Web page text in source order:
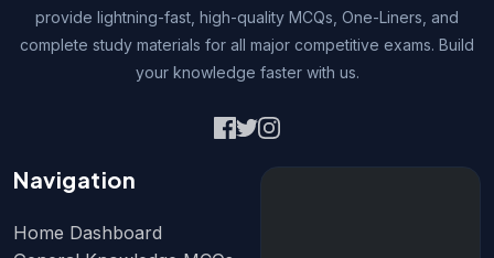
provide lightning-fast, high-quality MCQs, One-Liners, and
complete study materials for all major competitive exams. Build
your knowledge faster with us.
Navigation
Home Dashboard